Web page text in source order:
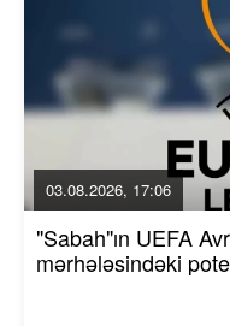
03.08.2026, 17:06
"Sabah"ın UEFA
mərhələsindəki